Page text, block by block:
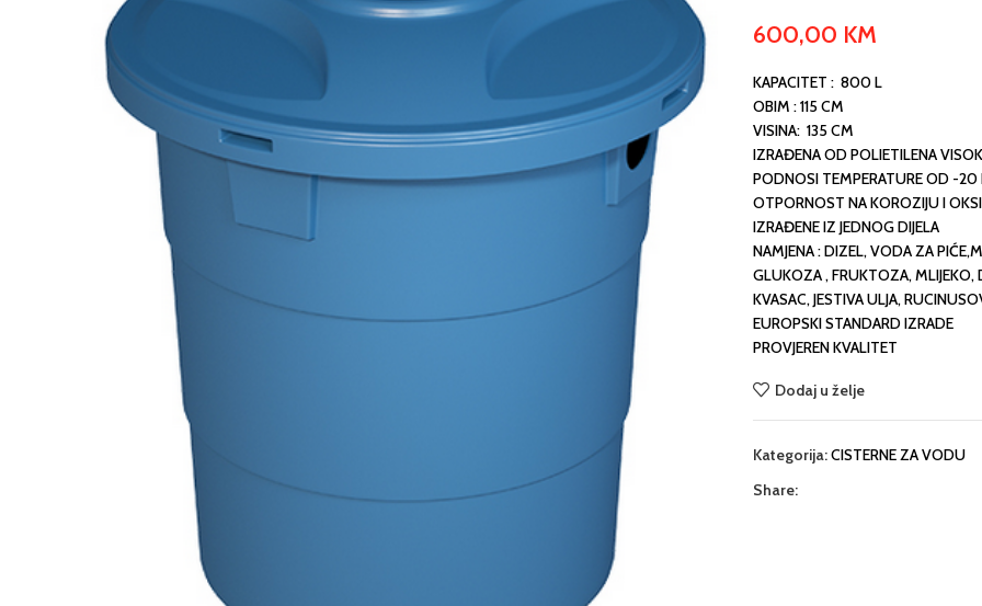
600,00 KM
KAPACITET : 800 L
OBIM : 115 CM
VISINA: 135 CM
IZRAĐENA OD POLIETILENA
PODNOSI TEMPERATURE OD -
OTPORNOST NA KOROZIJU I
IZRAĐENE IZ JEDNOG DIJELA
NAMJENA : DIZEL, VODA ZA
GLUKOZA , FRUKTOZA, MLIJEKO,
KVASAC, JESTIVA ULJA,
EUROPSKI STANDARD IZRADE
PROVJEREN KVALITET
Dodaj u želje
Kategorija:CISTERNE ZA VODU
Share: